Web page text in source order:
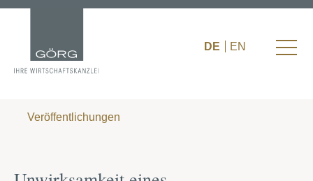
DE EN
Veröffentlichungen